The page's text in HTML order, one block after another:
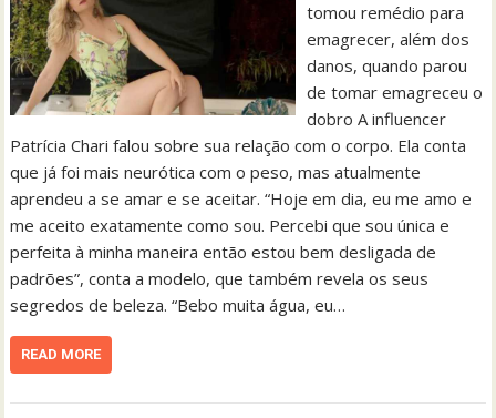
tomou remédio para
emagrecer, além dos
danos, quando parou
de tomar emagreceu o
dobro A influencer
Patrícia Chari falou sobre sua relação com o corpo. Ela conta
que já foi mais neurótica com o peso, mas atualmente
aprendeu a se amar e se aceitar. “Hoje em dia, eu me amo e
me aceito exatamente como sou. Percebi que sou única e
perfeita à minha maneira então estou bem desligada de
padrões”, conta a modelo, que também revela os seus
segredos de beleza. “Bebo muita água, eu…
READ MORE